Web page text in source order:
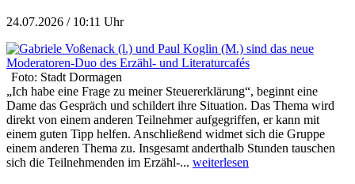
24.07.2026 / 10:11 Uhr
Foto: Stadt Dormagen
„Ich habe eine Frage zu meiner Steuererklärung“, beginnt eine
Dame das Gespräch und schildert ihre Situation. Das Thema wird
direkt von einem anderen Teilnehmer aufgegriffen, er kann mit
einem guten Tipp helfen. Anschließend widmet sich die Gruppe
einem anderen Thema zu. Insgesamt anderthalb Stunden tauschen
sich die Teilnehmenden im Erzähl-... weiterlesen